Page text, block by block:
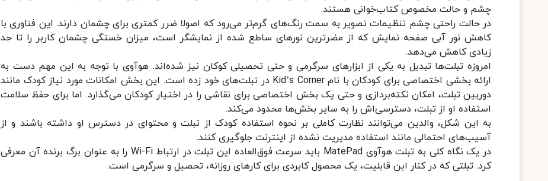
چشم و حالت مخصوص کتاب‌خوانی هستند.
در حالت راحتی چشم تنظیمات تصویر به سمت رنگ‌های گرم‌تر می‌رود که اصولا ضرر کمتری برای چشمان دارند. این فناوری با
کاهش نور آبی صفحه نمایش که از مضرترین نورهای ساطع شده از نمایشگر است، میزان خستگی چشمان کاربر را تا حد
زیادی کاهش می‌دهد.
امروزه تبلت‌ها تبدیل به یکی از ابزارهای سرگرمی و حتی تحصیلی کوکان نیز شده‌اند. هوآوی با توجه به این مهم دست به
ارائه بخشی اختصاصی برای کودکان با نام Kid’s Corner در تبلت‌های خود زده است. این بخش امکانات مورد نیاز کودک مانند
دوربین تبلت، امکان نکته‌بردازی و حتی یک بخش اختصاصی برای نقاشی را در اختیار کودکان می‌گذارد. اما برای حفظ سلامت
استفاده او از تبلت، دسترسی‌اش را به سایر بخش‌ها محدود می‌کند.
به این شکل، والدین می‌توانند نظارت کاملی بر نحوه استفاده کودک از تبلت و محتوای در دسترس او داشته باشند و از
آسیب‌های احتمالی مانند استفاده مدیریت نشده از اینترنت جلوگیری کنند.
در یک نگاه کلی به تبلت هوآوی MatePad باید سرعت فوق‌العاده این تبلت در ارتباط Wi-Fi را به عنوان برگ برنده آن معرفی
کرد. تبلتی که در کنار این قابلیت، یک محصول کابردی برای کارهای روزانه، تحصیل و سرگرمی است.